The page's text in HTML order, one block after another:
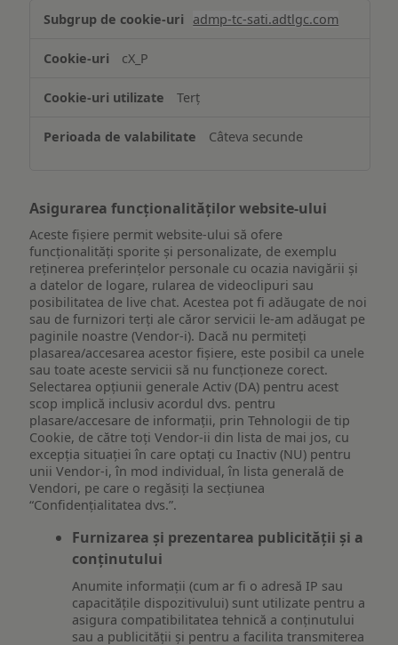
și/sau
informațiilor
pe
dispozitiv
admp-tc-sati.adtlgc.com
cX_P
Terț
Câteva secunde
Asigurarea funcționalităților website-ului
Aceste fișiere permit website-ului să ofere
funcționalități sporite și personalizate, de exemplu
reţinerea preferinţelor personale cu ocazia navigării și
a datelor de logare, rularea de videoclipuri sau
posibilitatea de live chat. Acestea pot fi adăugate de noi
sau de furnizori terți ale căror servicii le-am adăugat pe
paginile noastre (Vendor-i). Dacă nu permiteți
plasarea/accesarea acestor fișiere, este posibil ca unele
sau toate aceste servicii să nu funcționeze corect.
Selectarea opțiunii generale Activ (DA) pentru acest
scop implică inclusiv acordul dvs. pentru
plasare/accesare de informații, prin Tehnologii de tip
Cookie, de către toți Vendor-ii din lista de mai jos, cu
excepția situației în care optați cu Inactiv (NU) pentru
unii Vendor-i, în mod individual, în lista generală de
Vendori, pe care o regăsiți la secțiunea
“Confidențialitatea dvs.”.
Furnizarea și prezentarea publicității și a
conținutului
Anumite informații (cum ar fi o adresă IP sau
capacitățile dispozitivului) sunt utilizate pentru a
asigura compatibilitatea tehnică a conținutului
sau a publicității și pentru a facilita transmiterea